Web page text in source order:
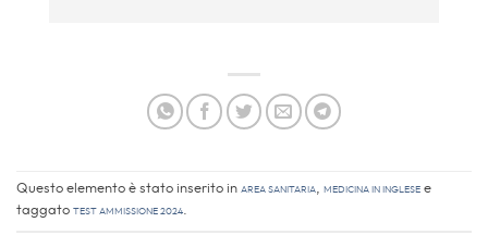
Questo elemento è stato inserito in Area sanitaria, Medicina in inglese e
taggato test ammissione 2024.